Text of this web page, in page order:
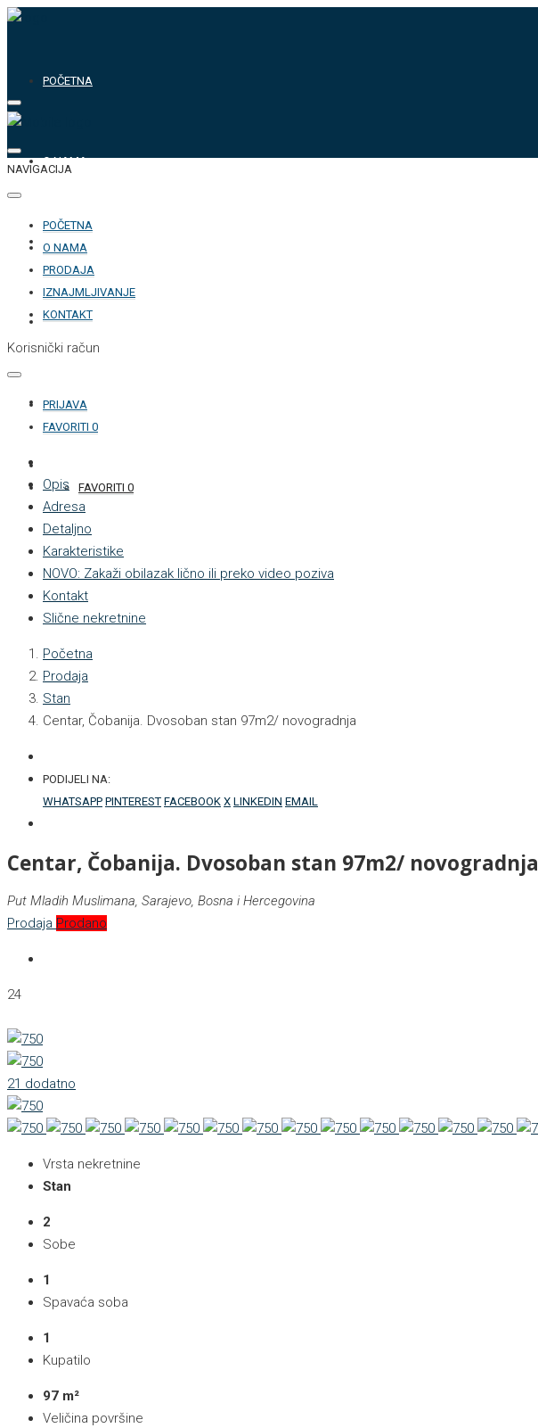
POČETNA
O NAMA
PRODAJA
IZNAJMLJIVANJE
KONTAKT
FAVORITI 0
NAVIGACIJA
POČETNA
O NAMA
PRODAJA
IZNAJMLJIVANJE
KONTAKT
Korisnički račun
PRIJAVA
FAVORITI 0
Opis
Adresa
Detaljno
Karakteristike
NOVO: Zakaži obilazak lično ili preko video poziva
Kontakt
Slične nekretnine
Početna
Prodaja
Stan
Centar, Čobanija. Dvosoban stan 97m2/ novogradnja
PODIJELI NA:
WHATSAPP PINTEREST FACEBOOK X LINKEDIN EMAIL
Centar, Čobanija. Dvosoban stan 97m2/ novogradnja
Put Mladih Muslimana, Sarajevo, Bosna i Hercegovina
Prodaja Prodano
24
21 dodatno
Vrsta nekretnine
Stan
2
Sobe
1
Spavaća soba
1
Kupatilo
97 m²
Veličina površine